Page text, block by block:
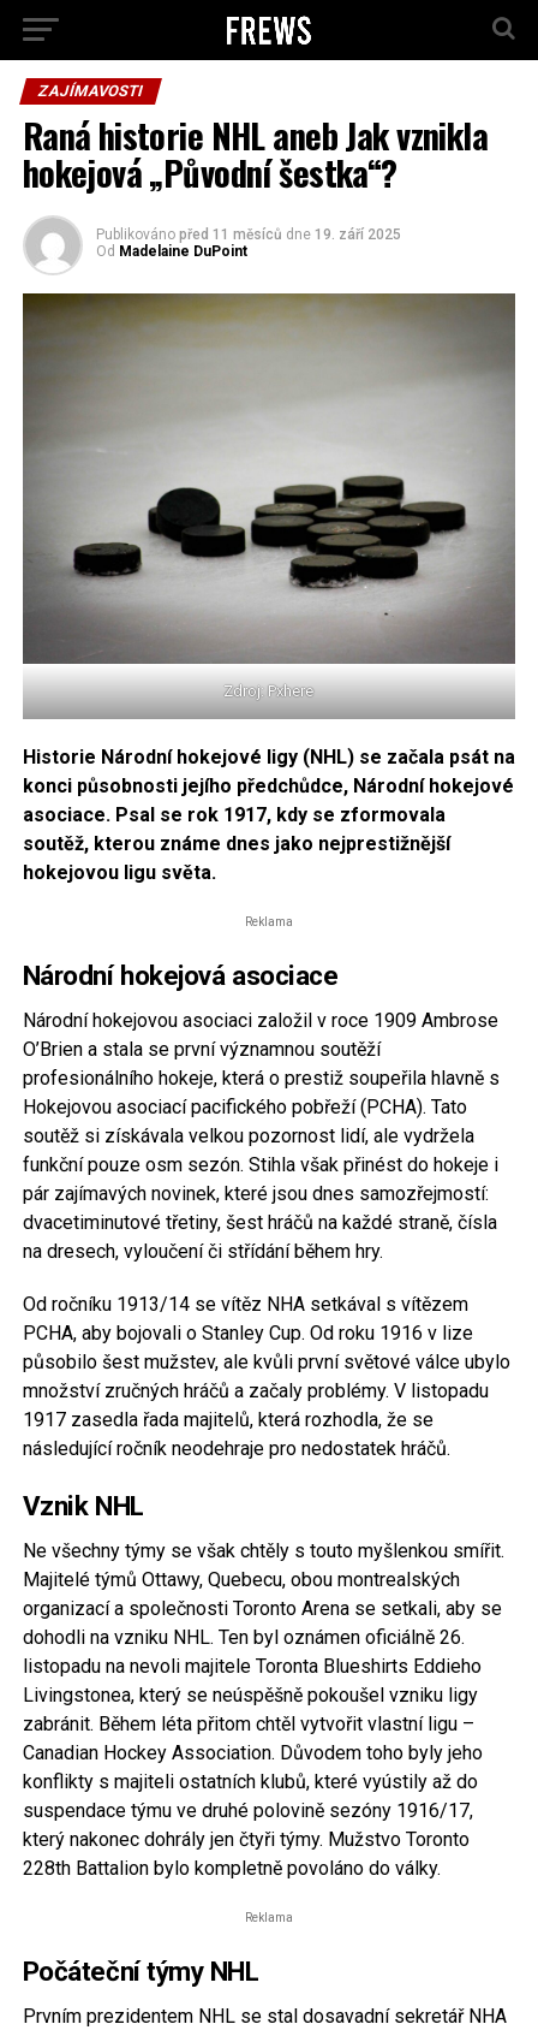
ZAJÍMAVOSTI
Raná historie NHL aneb Jak vznikla
hokejová „Původní šestka“?
Publikováno před 11 měsíců dne 19. září 2025
Od Madelaine DuPoint
Zdroj: Pxhere
Historie Národní hokejové ligy (NHL) se začala psát na
konci působnosti jejího předchůdce, Národní hokejové
asociace. Psal se rok 1917, kdy se zformovala
soutěž, kterou známe dnes jako nejprestižnější
hokejovou ligu světa.
Reklama
Národní hokejová asociace
Národní hokejovou asociaci založil v roce 1909 Ambrose
O’Brien a stala se první významnou soutěží
profesionálního hokeje, která o prestiž soupeřila hlavně s
Hokejovou asociací pacifického pobřeží (PCHA). Tato
soutěž si získávala velkou pozornost lidí, ale vydržela
funkční pouze osm sezón. Stihla však přinést do hokeje i
pár zajímavých novinek, které jsou dnes samozřejmostí:
dvacetiminutové třetiny, šest hráčů na každé straně, čísla
na dresech, vyloučení či střídání během hry.
Od ročníku 1913/14 se vítěz NHA ​​setkával s vítězem
PCHA, aby bojovali o Stanley Cup. Od roku 1916 v lize
působilo šest mužstev, ale kvůli první světové válce ubylo
množství zručných hráčů a začaly problémy. V listopadu
1917 zasedla řada majitelů, která rozhodla, že se
následující ročník neodehraje pro nedostatek hráčů.
Vznik NHL
Ne všechny týmy se však chtěly s touto myšlenkou smířit.
Majitelé týmů Ottawy, Quebecu, obou montrealských
organizací a společnosti Toronto Arena se setkali, aby se
dohodli na vzniku NHL. Ten byl oznámen oficiálně 26.
listopadu na nevoli majitele Toronta Blueshirts Eddieho
Livingstonea, který se neúspěšně pokoušel vzniku ligy
zabránit. Během léta přitom chtěl vytvořit vlastní ligu –
Canadian Hockey Association. Důvodem toho byly jeho
konflikty s majiteli ostatních klubů, které vyústily až do
suspendace týmu ve druhé polovině sezóny 1916/17,
který nakonec dohrály jen čtyři týmy. Mužstvo Toronto
228th Battalion bylo kompletně povoláno do války.
Reklama
Počáteční týmy NHL
Prvním prezidentem NHL se stal dosavadní sekretář NHA